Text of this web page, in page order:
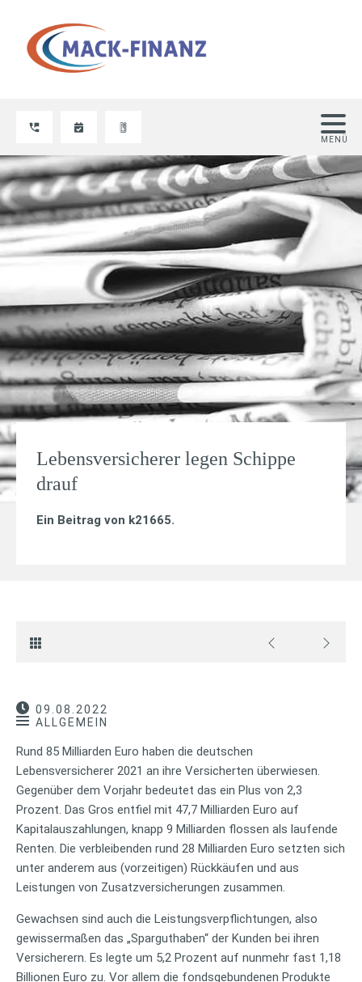
Lebensversicherer legen Schippe
drauf
Ein Beitrag von k21665.
09.08.2022
ALLGEMEIN
Rund 85 Milliarden Euro haben die deutschen
Lebensversicherer 2021 an ihre Versicherten überwiesen.
Gegenüber dem Vorjahr bedeutet das ein Plus von 2,3
Prozent. Das Gros entfiel mit 47,7 Milliarden Euro auf
Kapitalauszahlungen, knapp 9 Milliarden flossen als laufende
Renten. Die verbleibenden rund 28 Milliarden Euro setzten sich
unter anderem aus (vorzeitigen) Rückkäufen und aus
Leistungen von Zusatzversicherungen zusammen.
Gewachsen sind auch die Leistungsverpflichtungen, also
gewissermaßen das „Sparguthaben“ der Kunden bei ihren
Versicherern. Es legte um 5,2 Prozent auf nunmehr fast 1,18
Billionen Euro zu. Vor allem die fondsgebundenen Produkte